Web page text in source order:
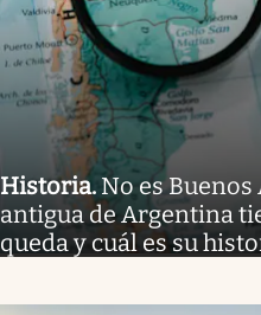
Historia. No es
antigua de Argentina
queda y cuál es su